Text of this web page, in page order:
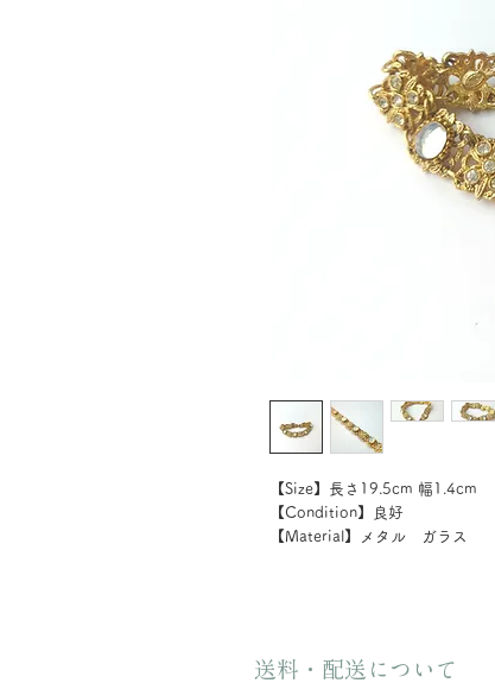
【Size】長さ19.5cm 幅1.4cm
【Condition】良好
【Material】メタル ガラス
送料・配送について